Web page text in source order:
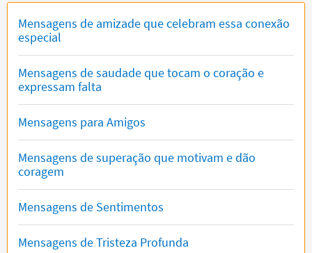
Mensagens de amizade que celebram essa conexão
especial
Mensagens de saudade que tocam o coração e
expressam falta
Mensagens para Amigos
Mensagens de superação que motivam e dão
coragem
Mensagens de Sentimentos
Mensagens de Tristeza Profunda